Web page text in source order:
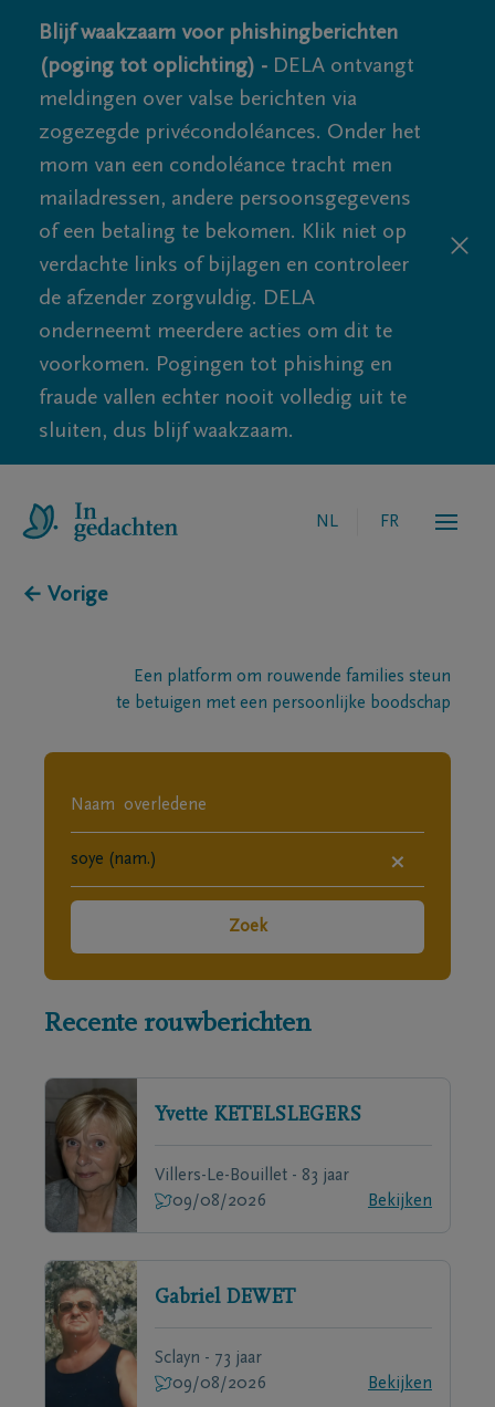
Blijf waakzaam voor phishingberichten
(poging tot oplichting) - DELA ontvangt
meldingen over valse berichten via
zogezegde privécondoléances. Onder het
mom van een condoléance tracht men
mailadressen, andere persoonsgegevens
of een betaling te bekomen. Klik niet op
verdachte links of bijlagen en controleer
de afzender zorgvuldig. DELA
onderneemt meerdere acties om dit te
voorkomen. Pogingen tot phishing en
fraude vallen echter nooit volledig uit te
sluiten, dus blijf waakzaam.
NL FR
← Vorige
Een platform om rouwende families steun
te betuigen met een persoonlijke boodschap
×
Zoek
Recente rouwberichten
Yvette KETELSLEGERS
Villers-Le-Bouillet - 83 jaar
09/08/2026
Bekijken
Gabriel DEWET
Sclayn - 73 jaar
09/08/2026
Bekijken